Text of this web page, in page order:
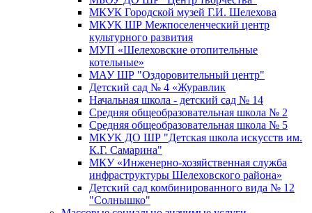
МКУК Городской музей Г.И. Шелехова
МКУК ШР Межпоселенческий центр
культурного развития
МУП «Шелеховские отопительные
котельные»
МАУ ШР "Оздоровительный центр"
Детский сад № 4 «Журавлик
Начальная школа - детский сад № 14
Средняя общеобразовательная школа № 2
Средняя общеобразовательная школа № 5
МКУК ДО ШР "Детская школа искусств им.
К.Г. Самарина"
МКУ «Инженерно-хозяйственная служба
инфраструктуры Шелеховского района»
Детский сад комбинированного вида № 12
"Солнышко"